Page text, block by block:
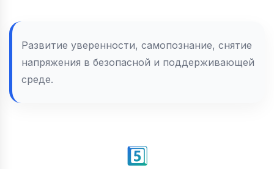
Развитие уверенности, самопознание, снятие
напряжения в безопасной и поддерживающей
среде.
5️⃣